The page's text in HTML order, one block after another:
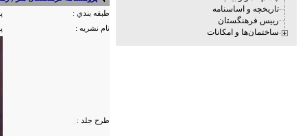
طبقه بندي :
نام نشریه :
طرح جلد :
تاریخچه و اساسنامه
رییس فرهنگستان
ساختمان‌ها و امکانات